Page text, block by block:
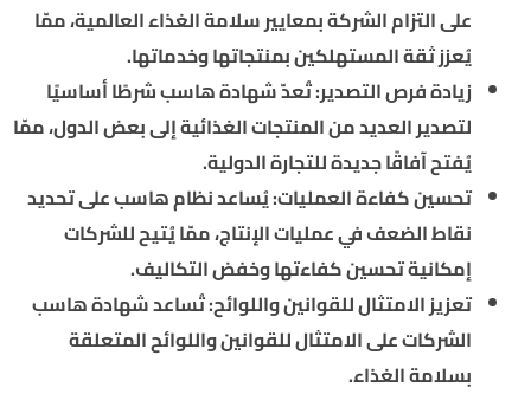
على التزام الشركة بمعايير سلامة الغذاء العالمية، ممّا
يُعزز ثقة المستهلكين بمنتجاتها وخدماتها.
زيادة فرص التصدير: تُعدّ شهادة هاسب شرطًا أساسيًا
لتصدير العديد من المنتجات الغذائية إلى بعض الدول، ممّا
يُفتح آفاقًا جديدة للتجارة الدولية.
تحسين كفاءة العمليات: يُساعد نظام هاسب على تحديد
نقاط الضعف في عمليات الإنتاج، ممّا يُتيح للشركات
إمكانية تحسين كفاءتها وخفض التكاليف.
تعزيز الامتثال للقوانين واللوائح: تُساعد شهادة هاسب
الشركات على الامتثال للقوانين واللوائح المتعلقة
بسلامة الغذاء.